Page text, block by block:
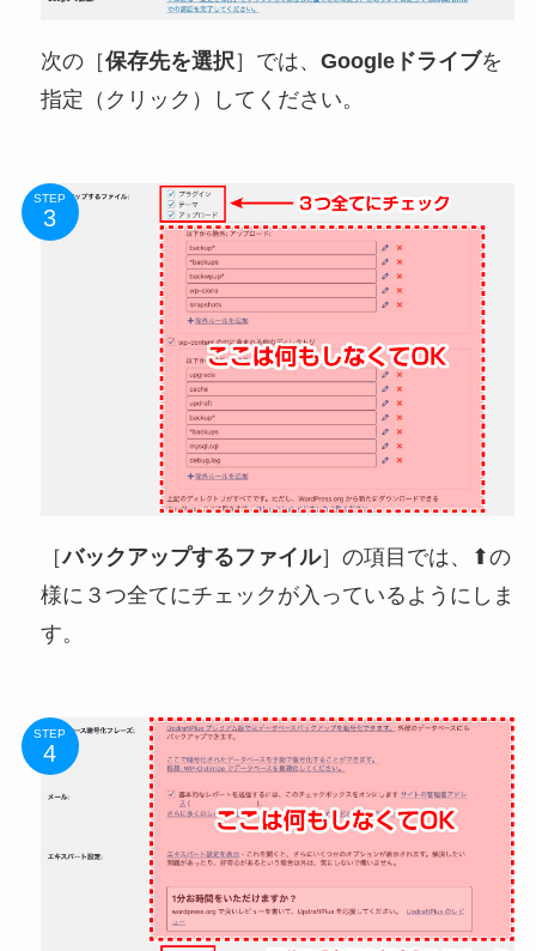
次の［保存先を選択］では、 Googleドライブを
指定（クリック）してください。
STEP
［バックアップするファイル］の項目では、⬆の
様に３つ全てにチェックが入っているようにしま
す。
STEP